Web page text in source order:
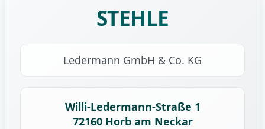
STEHLE
Ledermann GmbH & Co. KG
Willi-Ledermann-Straße 1
72160 Horb am Neckar